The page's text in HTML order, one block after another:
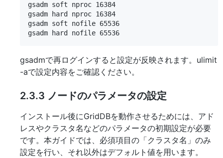
gsadm soft nproc 16384
gsadm hard nproc 16384
gsadm soft nofile 65536
gsadmで再ログインすると設定が反映されます。ulimit
-aで設定内容をご確認ください。
2.3.3 ノードのパラメータの設定
インストール後にGridDBを動作させるためには、アド
レスやクラスタ名などのパラメータの初期設定が必要
です。本ガイドでは、必須項目の「クラスタ名」のみ
設定を行い、それ以外はデフォルト値を用います。